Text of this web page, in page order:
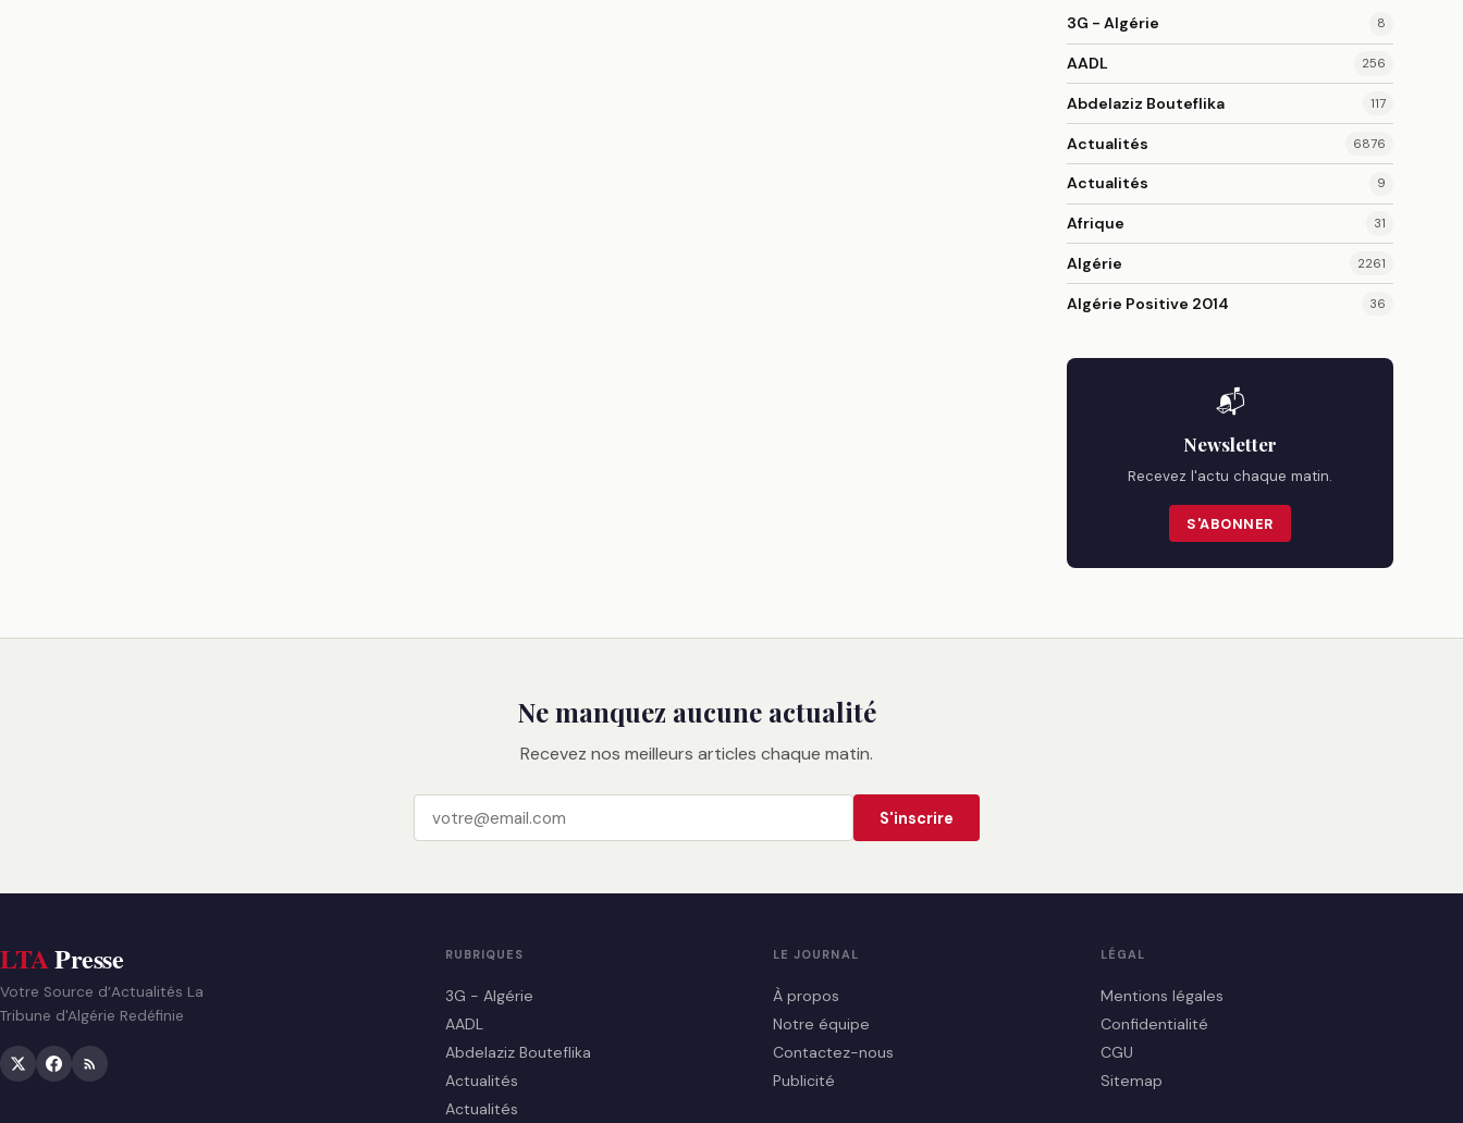
3G - Algérie 8
AADL 256
Abdelaziz Bouteflika 117
Actualités 6876
Actualités 9
Afrique 31
Algérie 2261
Algérie Positive 2014 36
📬
Newsletter
Recevez l'actu chaque matin.
S'ABONNER
Ne manquez aucune actualité
Recevez nos meilleurs articles chaque matin.
S'inscrire
LTAPresse
Votre Source d’Actualités La
Tribune d'Algérie Redéfinie
RUBRIQUES
3G - Algérie
AADL
Abdelaziz Bouteflika
Actualités
Actualités
LE JOURNAL
À propos
Notre équipe
Contactez-nous
Publicité
LÉGAL
Mentions légales
Confidentialité
CGU
Sitemap